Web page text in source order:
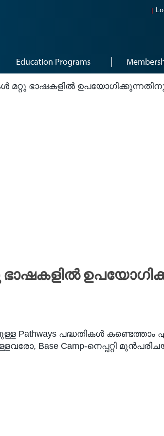
Education Programs
മറ്റു ഭാഷകളിൽ
ഭാഷകളിൽ
Pathways പദ്ധതികൾ
Base Camp-നെപ്പറ്റി